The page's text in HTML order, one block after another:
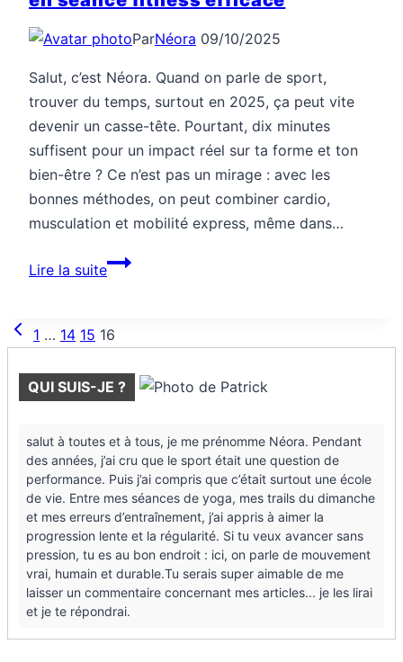
ParNéora 09/10/2025
Salut, c’est Néora. Quand on parle de sport,
trouver du temps, surtout en 2025, ça peut vite
devenir un casse-tête. Pourtant, dix minutes
suffisent pour un impact réel sur ta forme et ton
bien-être ? Ce n’est pas un mirage : avec les
bonnes méthodes, on peut combiner cardio,
musculation et mobilité express, même dans…
Lire la suiteComment
minutes
séance
fitness
Navigation
de
page
Page
précédente
1 … 14 15 16
QUI SUIS-JE ?
salut à toutes et à tous, je me prénomme Néora. Pendant
des années, j’ai cru que le sport était une question de
performance. Puis j’ai compris que c’était surtout une école
de vie. Entre mes séances de yoga, mes trails du dimanche
et mes erreurs d’entraînement, j’ai appris à aimer la
progression lente et la régularité. Si tu veux avancer sans
pression, tu es au bon endroit : ici, on parle de mouvement
vrai, humain et durable.Tu serais super aimable de me
laisser un commentaire concernant mes articles... je les lirai
et je te répondrai.